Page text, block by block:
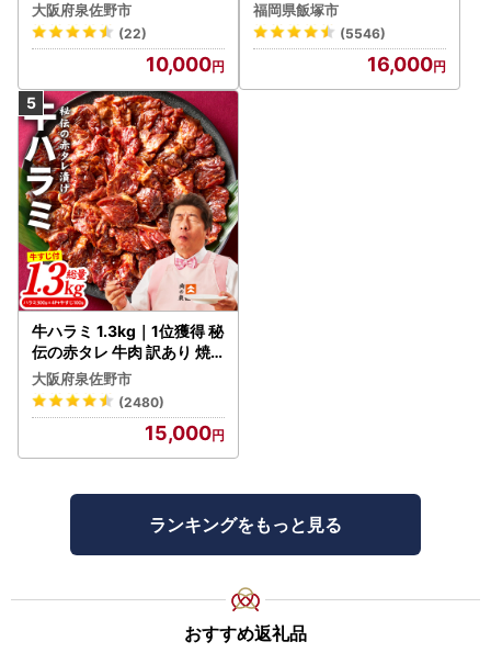
わポーク
大阪府泉佐野市
(22)
10,000
福岡県飯塚市
(5546)
16,000
牛ハラミ 1.3kg｜1位獲得 秘
伝の赤タレ 牛肉 訳あり 焼
肉 BBQ
大阪府泉佐野市
(2480)
15,000
ランキングをもっと見る
おすすめ返礼品